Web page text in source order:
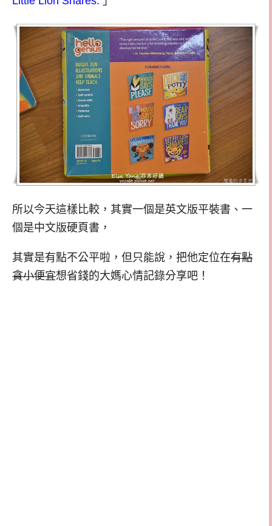
所以今天這樣比較，其實一個是英文版平裝書、一
個是中文版硬頁書，
其實是有點不公平啦，但只能說，把他定位在有點
貪小便宜想省錢的大媽心情記錄分享吧！